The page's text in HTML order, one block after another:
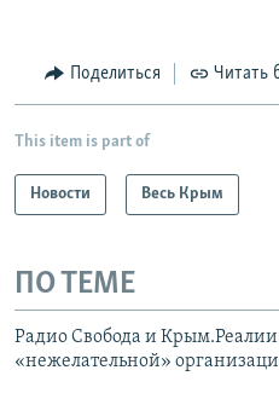
Поделиться Читать
This item is part of
Новости Весь Крым
ПО ТЕМЕ
Радио Свобода и
«нежелательной»